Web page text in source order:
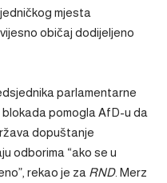
mjesta
običaj dodijeljeno
parlamentarne
blokada pomogla AfD-u da
dopuštanje
odborima “ako se u
rekao je za RND. Merz